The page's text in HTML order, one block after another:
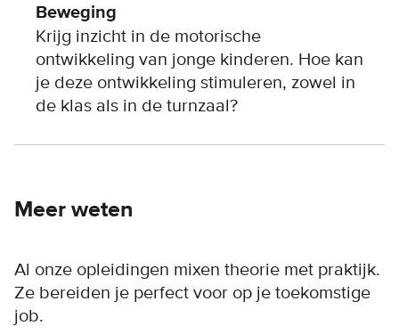
Beweging
Krijg inzicht in de motorische
ontwikkeling van jonge kinderen. Hoe kan
je deze ontwikkeling stimuleren, zowel in
de klas als in de turnzaal?
Meer weten
Al onze opleidingen mixen theorie met praktijk.
Ze bereiden je perfect voor op je toekomstige
job.